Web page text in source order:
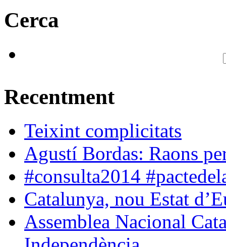
Cerca
Recentment
Teixint complicitats
Agustí Bordas: Raons
#consulta2014
Catalunya, nou Estat
Assemblea Nacional